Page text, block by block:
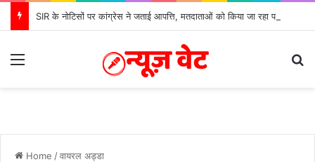
Menu
Home /वायरल अड्डा